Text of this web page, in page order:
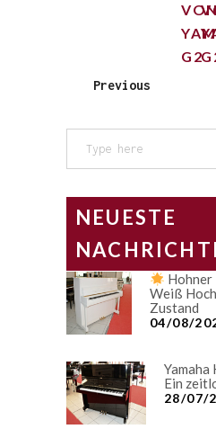
G2
Previous
NEUESTE
Weiß
Zustand
04/08/
Ein
28/07/